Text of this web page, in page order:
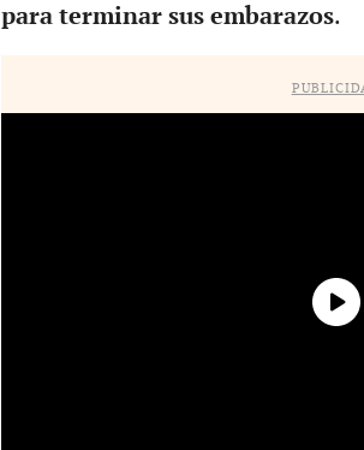
para terminar sus embarazos.